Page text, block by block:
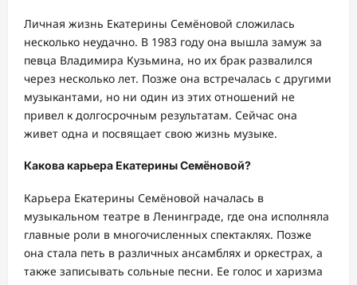
Личная жизнь Екатерины Семёновой сложилась
несколько неудачно. В 1983 году она вышла замуж за
певца Владимира Кузьмина, но их брак развалился
через несколько лет. Позже она встречалась с другими
музыкантами, но ни один из этих отношений не
привел к долгосрочным результатам. Сейчас она
живет одна и посвящает свою жизнь музыке.
Какова карьера Екатерины Семёновой?
Карьера Екатерины Семёновой началась в
музыкальном театре в Ленинграде, где она исполняла
главные роли в многочисленных спектаклях. Позже
она стала петь в различных ансамблях и оркестрах, а
также записывать сольные песни. Ее голос и харизма